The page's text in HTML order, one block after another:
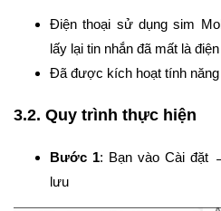
Điện thoại sử dụng sim
lấy lại tin nhắn đã mất là
Đã được kích hoạt tính
3.2. Quy trình thực hiện
Bước 1: Bạn vào Cài đặt
lưu